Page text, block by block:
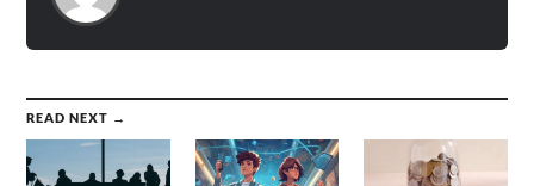
READ NEXT →